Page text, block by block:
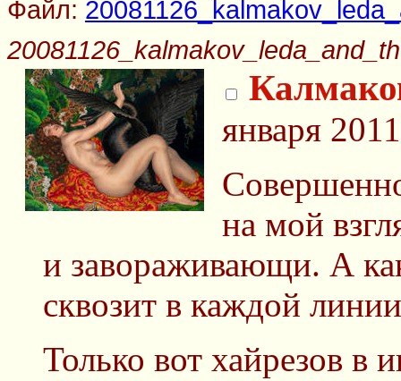
Файл:
января
на мой
и завораживающи. А
сквозит в каждой
Только вот хайрезов в